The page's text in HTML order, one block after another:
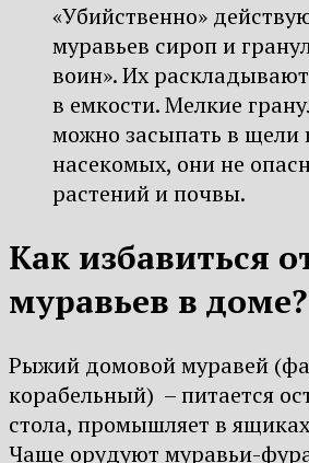
«Убийственно»
муравьев сироп и
воин». Их
в емкости. Мелкие
можно засыпать в щели
насекомых, они не
растений и почвы.
Как избавиться
муравьев в доме?
Рыжий домовой муравей
корабельный) – питается
стола, промышляет в
Чаще орудуют муравьи-